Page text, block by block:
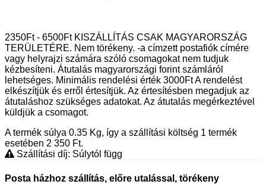
2350Ft - 6500Ft KISZÁLLÍTÁS CSAK MAGYARORSZÁG
TERÜLETÉRE. Nem törékeny. -a címzett postafiók címére
vagy helyrajzi számára szóló csomagokat nem tudjuk
kézbesíteni. Átutalás magyarországi forint számláról
lehetséges. Minimális rendelési érték 3000Ft A rendelést
elkészítjük és erről értesítjük. Az értesítésben megadjuk az
átutaláshoz szükséges adatokat. Az átutalás megérkeztével
küldjük a csomagot.
A termék súlya 0.35 Kg, így a szállítási költség 1 termék
esetében 2 350 Ft.
Szállítási díj: Súlytól függ
Posta házhoz szállítás, előre utalással, törékeny